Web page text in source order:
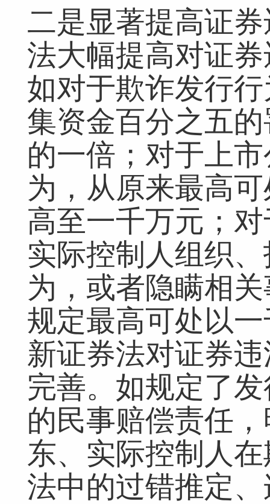
二是显著提高证
法大幅提高对证
如对于欺诈发行
集资金百分之五
的一倍；对于上
为，从原来最高
高至一千万元；
实际控制人组织
为，或者隐瞒相
规定最高可处以
新证券法对证券
完善。如规定了
的民事赔偿责任
东、实际控制人
法中的过错推定